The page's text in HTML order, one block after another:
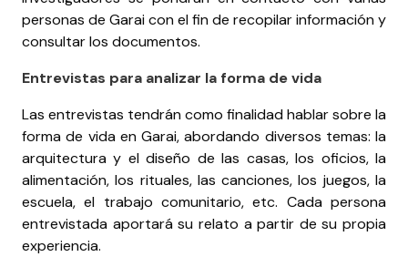
personas de Garai con el fin de recopilar información y
consultar los documentos.
Entrevistas para analizar la forma de vida
Las entrevistas tendrán como finalidad hablar sobre la
forma de vida en Garai, abordando diversos temas: la
arquitectura y el diseño de las casas, los oficios, la
alimentación, los rituales, las canciones, los juegos, la
escuela, el trabajo comunitario, etc. Cada persona
entrevistada aportará su relato a partir de su propia
experiencia.